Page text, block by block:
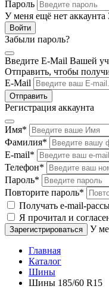
Пароль
У меня ещё нет аккаунта
Забыли пароль?
Введите E-Mail Вашей
Отправить, чтобы
E-Mail
Регистрация аккаунта
Имя*
Фамилия*
E-mail*
Телефон*
Пароль*
Повторите пароль*
Получать e-mail-
Я прочитал и
У
Главная
Каталог
Шины
Шины 185/60 R15